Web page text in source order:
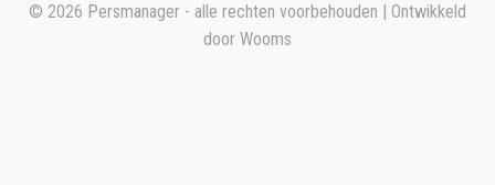
© 2026 Persmanager - alle rechten voorbehouden | Ontwikkeld
door Wooms